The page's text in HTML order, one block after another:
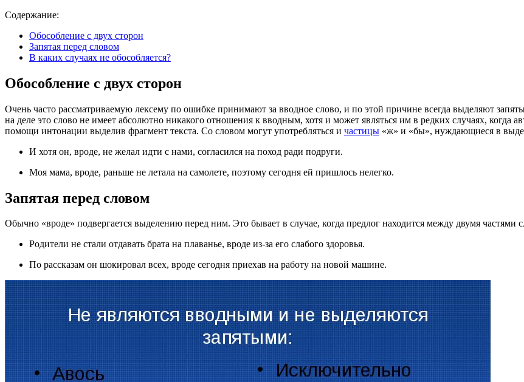
Содержание:
Обособление с двух сторон
Запятая перед словом
В каких случаях не обособляется?
Обособление с двух сторон
Очень часто рассматриваемую лексему по ошибке принимают за вводное слово, и по этой причине всегда выделяют
на деле это слово не имеет абсолютно никакого отношения к вводным, хотя и может являться им в редких случаях, когда
помощи интонации выделив фрагмент текста. Со словом могут употребляться и частицы «ж» и «бы», нуждающиеся в
И хотя он, вроде, не желал идти с нами, согласился на поход ради подруги.
Моя мама, вроде, раньше не летала на самолете, поэтому сегодня ей пришлось нелегко.
Запятая перед словом
Обычно «вроде» подвергается выделению перед ним. Это бывает в случае, когда предлог находится между двумя частями
Родители не стали отдавать брата на плаванье, вроде из-за его слабого здоровья.
По рассказам он шокировал всех, вроде сегодня приехав на работу на новой машине.